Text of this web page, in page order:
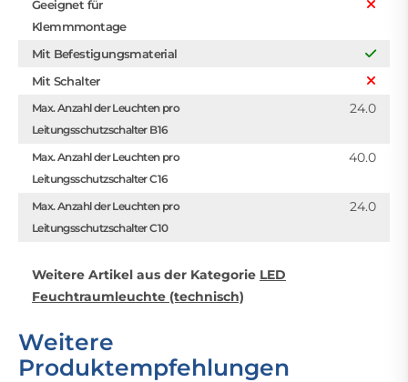
Geeignet für
Klemmmontage
Mit Befestigungsmaterial
Mit Schalter
Max. Anzahl der Leuchten pro
Leitungsschutzschalter B16
24.0
Max. Anzahl der Leuchten pro
Leitungsschutzschalter C16
40.0
Max. Anzahl der Leuchten pro
Leitungsschutzschalter C10
24.0
Weitere Artikel aus der Kategorie LED
Feuchtraumleuchte (technisch)
Weitere
Produktempfehlungen